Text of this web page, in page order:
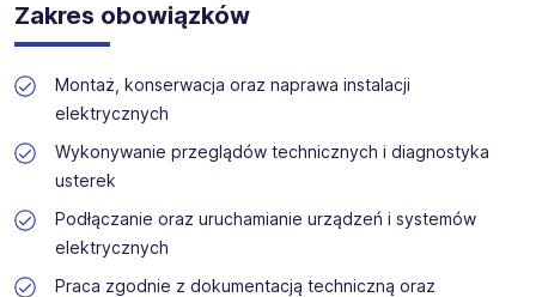
Oferujemy szeroki wybór stanowisk w branżach
technicznych, produkcyjnych i budowlanych. Nasz zespół
zapewnia wsparcie na każdym etapie rekrutacji.
Skrót „m / k / n” ma charakter wyłącznie informacyjny i
oznacza, że ogłoszenie jest skierowane do wszystkich
mężczyzn, kobiet oraz osób niebinarnych. Kolejność
użytych oznaczeń jest przypadkowa, nie stanowi
kandydatów ani na przebieg i wynik procesu
rekrutacyjnego. Proces rekrutacji prowadzony jest z
niedyskryminacji.
Zakres obowiązków
Montaż, konserwacja oraz naprawa instalacji
elektrycznych
Wykonywanie przeglądów technicznych i diagnostyka
usterek
Podłączanie oraz uruchamianie urządzeń i systemów
elektrycznych
Praca zgodnie z dokumentacją techniczną oraz